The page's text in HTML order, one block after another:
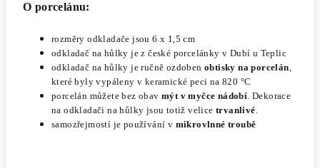
O porcelánu:
rozměry odkladače jsou 6 x 1,5 cm
odkladač na hůlky je z české porcelánky v Dubí u Teplic
odkladač na hůlky je ručně ozdoben obtisky na porcelán,
které byly vypáleny v keramické peci na 820 °C
porcelán můžete bez obav mýt v myčce nádobí. Dekorace
na odkladači na hůlky jsou totiž velice trvanlivé.
samozřejmostí je používání v mikrovlnné troubě